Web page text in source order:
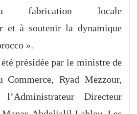
fabrication locale
et à soutenir la dynamique
».
présidée par le ministre de
Commerce, Ryad Mezzour,
Directeur